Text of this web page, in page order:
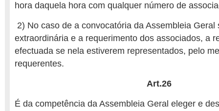
hora daquela hora com qualquer número de
2) No caso de a convocatória da Assembleia Geral
extraordinária e a requerimento dos associados, a
efectuada se nela estiverem representados, pelo
requerentes.
Art.26
É da competência da Assembleia Geral eleger e